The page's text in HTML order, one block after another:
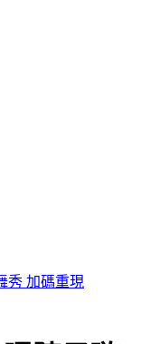
員爆「付現買原